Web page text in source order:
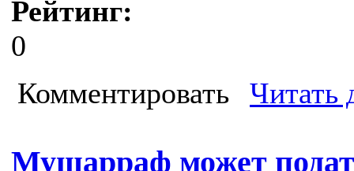
Рейтинг:
0
Комментировать
Читать
Мушарраф может